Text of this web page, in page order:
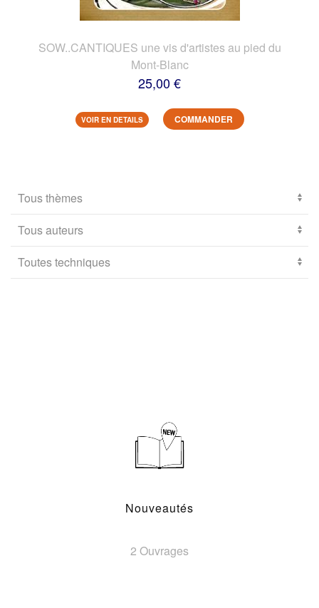
SOW..CANTIQUES une vis d'artistes au pied du
Mont-Blanc
25,00 €
VOIR EN DETAILS COMMANDER
Nouveautés
2 Ouvrages